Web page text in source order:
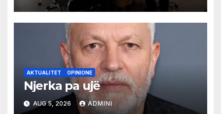
AKTUALITET OPINIONE
Njerka pa ujë
AUG 5, 2026 ADMINI